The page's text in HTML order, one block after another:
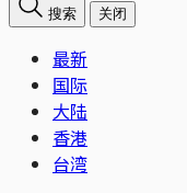
搜索 关闭
最新
国际
大陆
香港
台湾